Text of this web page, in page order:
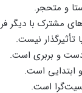
و متحجر.
مشترک با دیگر
تأثیرگذار نیست.
و بربری است.
ابتدایی است.
است.